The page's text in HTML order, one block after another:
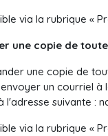
via la rubrique «
une copie de
une copie de
un courriel
l'adresse suivante :
via la rubrique «